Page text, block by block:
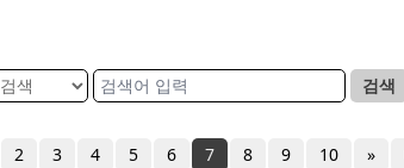
검색
2 3 4 5 6 7 8 9 10 »